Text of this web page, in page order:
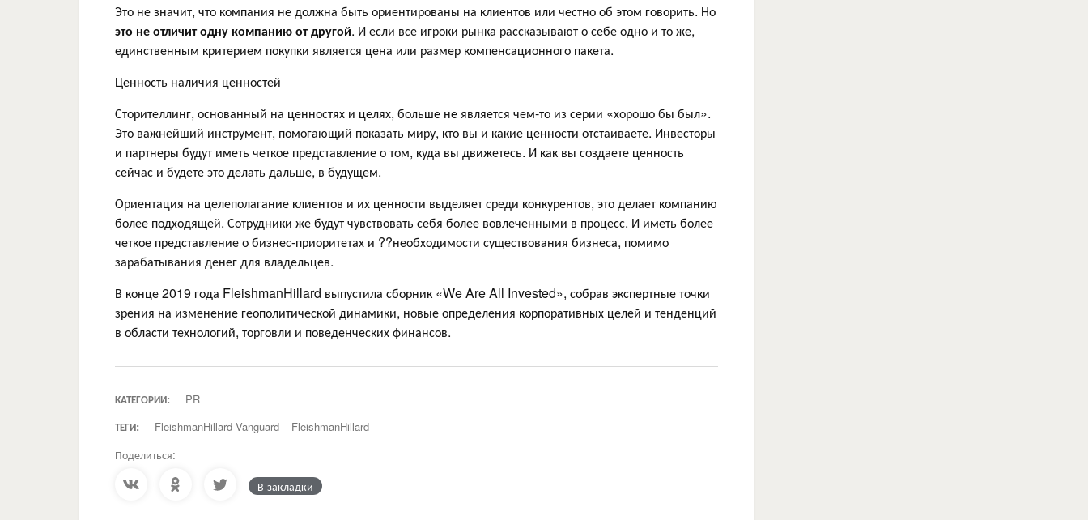
Это не значит, что компания не должна быть ориентированы на клиентов или честно об этом говорить. Но
это не отличит одну компанию от другой. И если все игроки рынка рассказывают о себе одно и то же,
единственным критерием покупки является цена или размер компенсационного пакета.
Ценность наличия ценностей
Сторителлинг, основанный на ценностях и целях, больше не является чем-то из серии «хорошо бы был».
Это важнейший инструмент, помогающий показать миру, кто вы и какие ценности отстаиваете. Инвесторы
и партнеры будут иметь четкое представление о том, куда вы движетесь. И как вы создаете ценность
сейчас и будете это делать дальше, в будущем.
Ориентация на целеполагание клиентов и их ценности выделяет среди конкурентов, это делает компанию
более подходящей. Сотрудники же будут чувствовать себя более вовлеченными в процесс. И иметь более
четкое представление о бизнес-приоритетах и ??необходимости существования бизнеса, помимо
зарабатывания денег для владельцев.
В конце 2019 года FleishmanHillard выпустила сборник «We Are All Invested», собрав экспертные точки
зрения на изменение геополитической динамики, новые определения корпоративных целей и тенденций
в области технологий, торговли и поведенческих финансов.
КАТЕГОРИИ:
PR
ТЕГИ:
FleishmanHillard Vanguard FleishmanHillard
Поделиться:
В закладки